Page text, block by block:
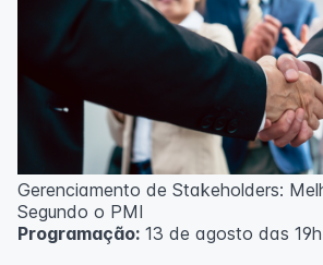
Metodologia
100% da carga horária do curso são
aulas ao vivo.
As aulas podem ser assistidas por
Outras informações
O curso pode sofrer alteração de
inscritos serão avisados
O IPETEC reserva-se o direito de
Gerenciamento de Stakeholders:
Segundo o PMI
Programação: 13 de agosto das